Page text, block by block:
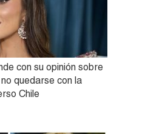
con su opinión sobre
quedarse con la
Chile